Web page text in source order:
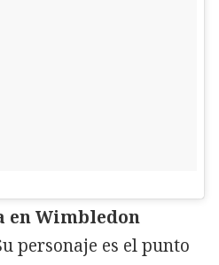
en Wimbledon
personaje es el punto